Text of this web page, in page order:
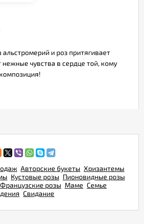
и роз притягивает
чувства в сердце той, кому
Авторские букеты Хризантемы
Кустовые розы Пионовидные розы
Французские розы Маме Семье
Свидание